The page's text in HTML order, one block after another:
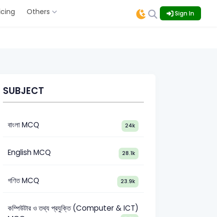
Others Sign In
SUBJECT
বাংলা MCQ 24k
English MCQ 28.1k
গণিত MCQ 23.9k
কম্পিউটার ও তথ্য প্রযুক্তি (Computer & ICT)